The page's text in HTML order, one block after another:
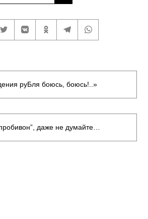
руБля боюсь, боюсь!..»
даже не думайте…